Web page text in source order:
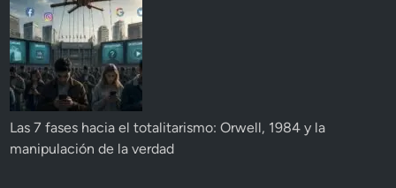
Las 7 fases hacia el totalitarismo: Orwell, 1984 y la
manipulación de la verdad